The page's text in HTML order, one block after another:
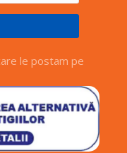
le postam pe